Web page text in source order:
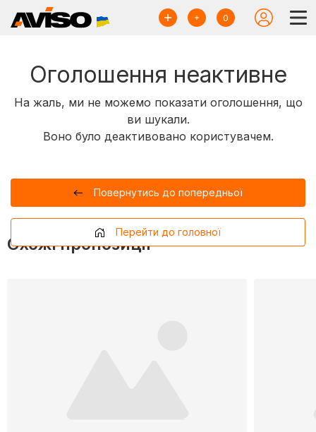
0
Оголошення неактивне
На жаль, ми не можемо показати оголошення, що
ви шукали.
Воно було деактивовано користувачем.
Повернутись до попередньої
Перейти до головної
Схожі пропозиції